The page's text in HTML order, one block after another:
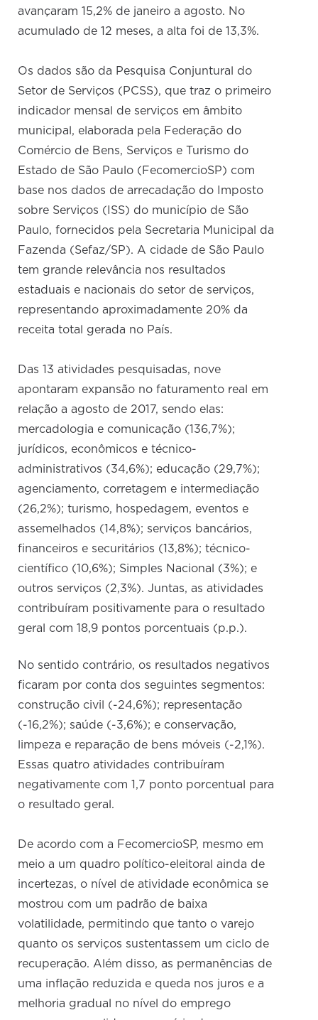
avançaram 15,2% de janeiro a agosto. No
acumulado de 12 meses, a alta foi de 13,3%.
Os dados são da Pesquisa Conjuntural do
Setor de Serviços (PCSS), que traz o primeiro
indicador mensal de serviços em âmbito
municipal, elaborada pela Federação do
Comércio de Bens, Serviços e Turismo do
Estado de São Paulo (FecomercioSP) com
base nos dados de arrecadação do Imposto
sobre Serviços (ISS) do município de São
Paulo, fornecidos pela Secretaria Municipal da
Fazenda (Sefaz/SP). A cidade de São Paulo
tem grande relevância nos resultados
estaduais e nacionais do setor de serviços,
representando aproximadamente 20% da
receita total gerada no País.
Das 13 atividades pesquisadas, nove
apontaram expansão no faturamento real em
relação a agosto de 2017, sendo elas:
mercadologia e comunicação (136,7%);
jurídicos, econômicos e técnico-
administrativos (34,6%); educação (29,7%);
agenciamento, corretagem e intermediação
(26,2%); turismo, hospedagem, eventos e
assemelhados (14,8%); serviços bancários,
financeiros e securitários (13,8%); técnico-
científico (10,6%); Simples Nacional (3%); e
outros serviços (2,3%). Juntas, as atividades
contribuíram positivamente para o resultado
geral com 18,9 pontos porcentuais (p.p.).
No sentido contrário, os resultados negativos
ficaram por conta dos seguintes segmentos:
construção civil (-24,6%); representação
(-16,2%); saúde (-3,6%); e conservação,
limpeza e reparação de bens móveis (-2,1%).
Essas quatro atividades contribuíram
negativamente com 1,7 ponto porcentual para
o resultado geral.
De acordo com a FecomercioSP, mesmo em
meio a um quadro político-eleitoral ainda de
incertezas, o nível de atividade econômica se
mostrou com um padrão de baixa
volatilidade, permitindo que tanto o varejo
quanto os serviços sustentassem um ciclo de
recuperação. Além disso, as permanências de
uma inflação reduzida e queda nos juros e a
melhoria gradual no nível do emprego